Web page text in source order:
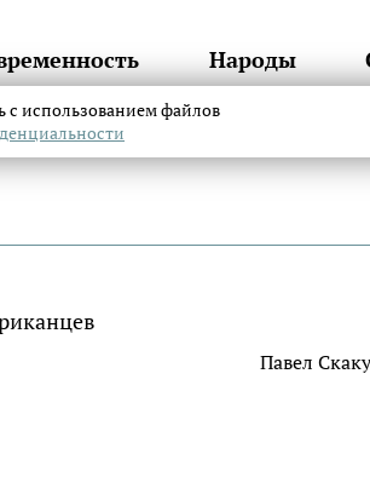
Народы
Павел
с использованием файлов